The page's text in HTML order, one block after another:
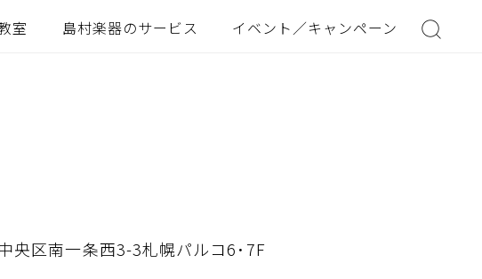
室 島村楽器のサービス イベント／キャンペーン
央区南一条西3-3札幌パルコ6･7F